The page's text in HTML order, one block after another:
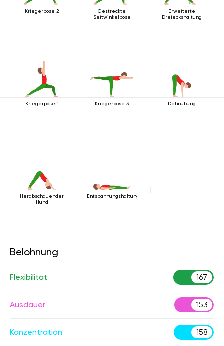
Kriegerpose 2
Gestreckte
Seitwinkelpose
Erweiterte
Dreieckshaltung
Kriegerpose 1 Kriegerpose 3 Dehnübung
Herabschauender
Hund
Entspannungshaltung
Belohnung
Flexibilität 167
Ausdauer 153
Konzentration 158